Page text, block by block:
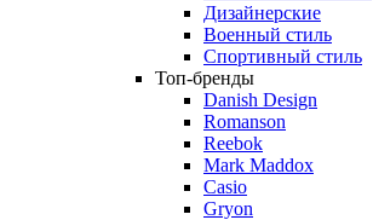
Дизайнерские
Военный стиль
Спортивный стиль
Топ-бренды
Danish Design
Romanson
Reebok
Mark Maddox
Casio
Gryon